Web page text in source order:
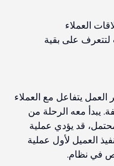
العملاء
لتتعرف على بقية
العمل يتفاعل مع العملاء
يبدأ معه الرحلة من
قد يؤدي عملية
العميل لأول عملية
في نظام.